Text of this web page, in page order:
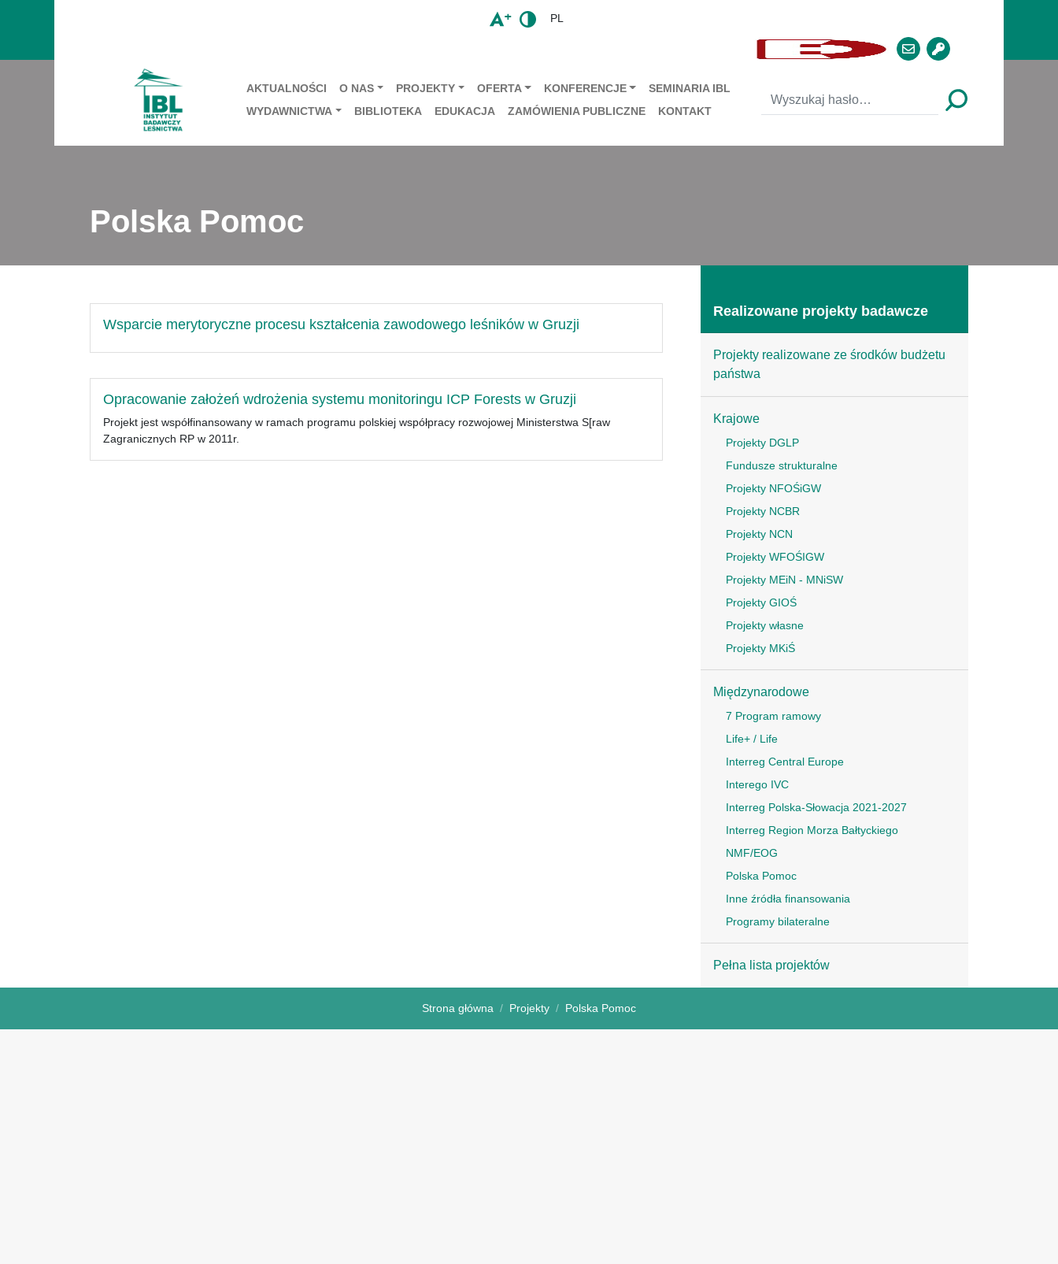
PL
AKTUALNOŚCI O NAS PROJEKTY OFERTA KONFERENCJE
SEMINARIA IBL
WYDAWNICTWA
BIBLIOTEKA EDUKACJA ZAMÓWIENIA PUBLICZNE KONTAKT
Polska Pomoc
Wsparcie merytoryczne procesu kształcenia zawodowego leśników w Gruzji
Opracowanie założeń wdrożenia systemu monitoringu ICP Forests w Gruzji
Projekt jest współfinansowany w ramach programu polskiej współpracy rozwojowej Ministerstwa S[raw
Zagranicznych RP w 2011r.
Realizowane projekty badawcze
Projekty realizowane ze środków budżetu
państwa
Krajowe
Projekty DGLP
Fundusze strukturalne
Projekty NFOŚiGW
Projekty NCBR
Projekty NCN
Projekty WFOŚIGW
Projekty MEiN - MNiSW
Projekty GIOŚ
Projekty własne
Projekty MKiŚ
Międzynarodowe
7 Program ramowy
Life+ / Life
Interreg Central Europe
Interego IVC
Interreg Polska-Słowacja 2021-2027
Interreg Region Morza Bałtyckiego
NMF/EOG
Polska Pomoc
Inne źródła finansowania
Programy bilateralne
Pełna lista projektów
Strona główna Projekty Polska Pomoc